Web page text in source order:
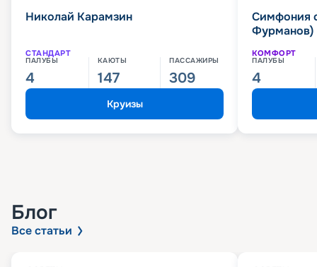
Николай Карамзин
СТАНДАРТ
ПАЛУБЫ
4
КАЮТЫ
147
ПАССАЖИРЫ
309
Круизы
Симфония
Фурманов)
КОМФОРТ
ПАЛУБЫ
4
Блог
Все статьи